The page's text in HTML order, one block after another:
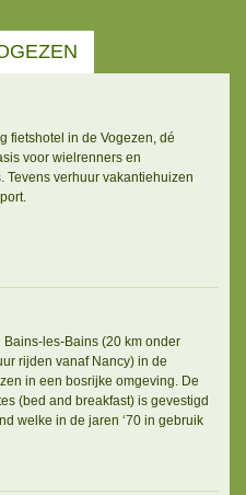
fietshotel in de Vogezen, dé
voor wielrenners en
Tevens verhuur vakantiehuizen
Bains-les-Bains (20 km onder
rijden vanaf Nancy) in de
in een bosrijke omgeving. De
(bed and breakfast) is gevestigd
welke in de jaren ‘70 in gebruik